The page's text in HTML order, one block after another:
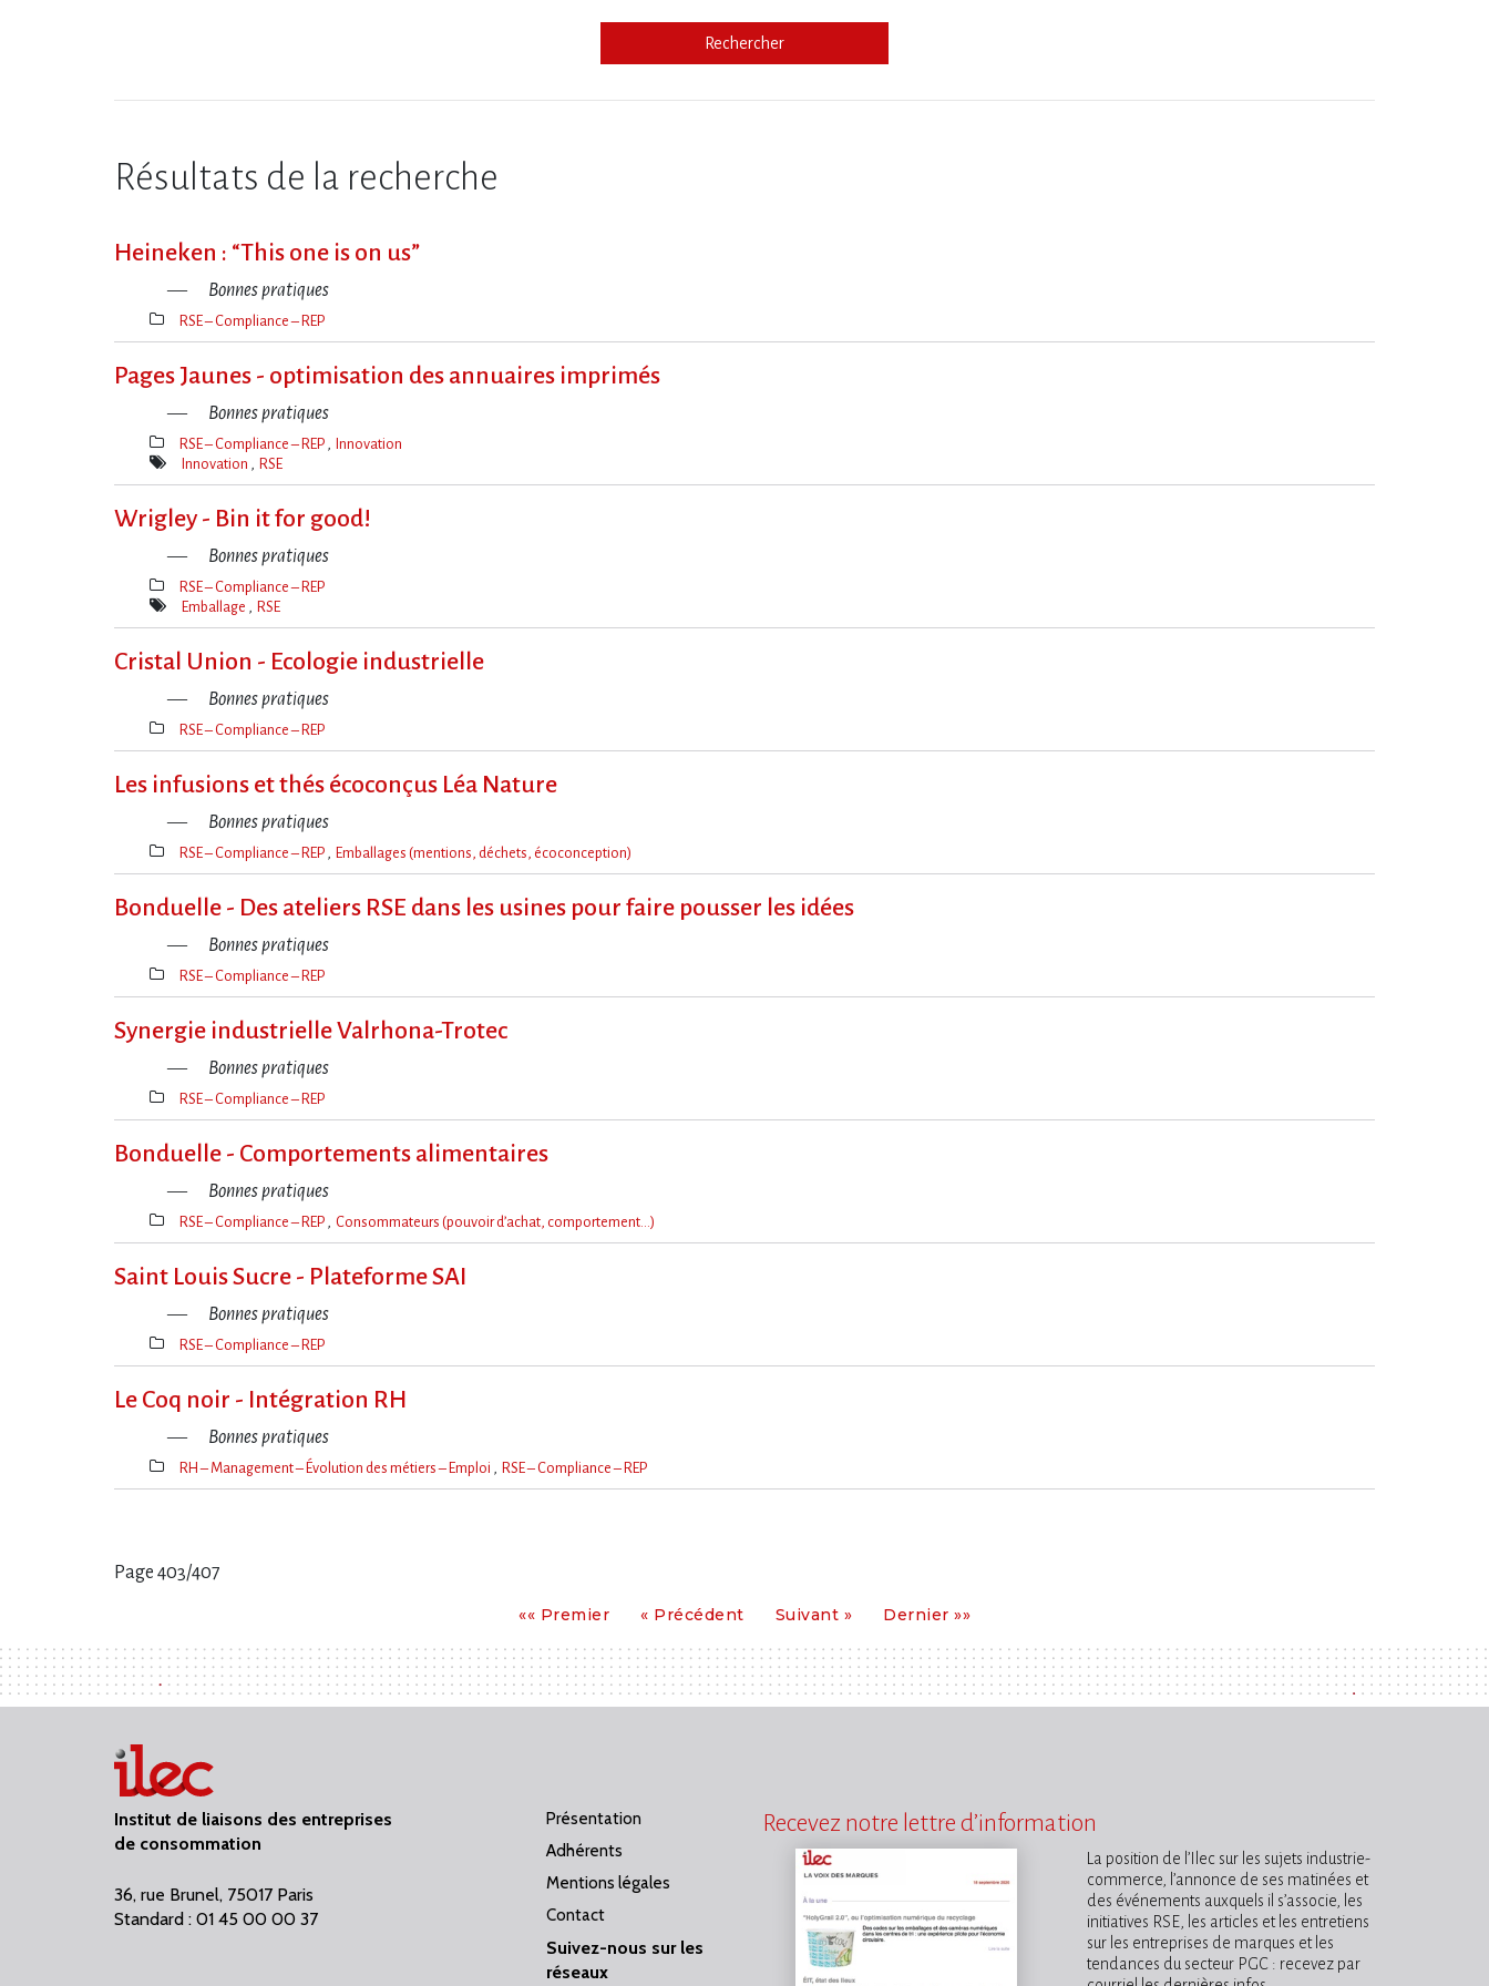
Rechercher
Résultats de la recherche
Heineken : “This one is on us”
Bonnes pratiques
Thèmes(s)
RSE – Compliance – REP
Pages Jaunes - optimisation des annuaires imprimés
Bonnes pratiques
Thèmes(s)
RSE – Compliance – REP Innovation
Mot(s)-
Innovation RSE
Wrigley - Bin it for good!
Bonnes pratiques
Thèmes(s)
RSE – Compliance – REP
Mot(s)-
Emballage RSE
Cristal Union - Ecologie industrielle
Bonnes pratiques
Thèmes(s)
RSE – Compliance – REP
Les infusions et thés écoconçus Léa Nature
Bonnes pratiques
Thèmes(s)
RSE – Compliance – REP Emballages (mentions, déchets, écoconception)
Bonduelle - Des ateliers RSE dans les usines pour faire pousser les idées
Bonnes pratiques
Thèmes(s)
RSE – Compliance – REP
Synergie industrielle Valrhona-Trotec
Bonnes pratiques
Thèmes(s)
RSE – Compliance – REP
Bonduelle - Comportements alimentaires
Bonnes pratiques
Thèmes(s)
RSE – Compliance – REP Consommateurs (pouvoir d’achat, comportement…)
Saint Louis Sucre - Plateforme SAI
Bonnes pratiques
Thèmes(s)
RSE – Compliance – REP
Le Coq noir - Intégration RH
Bonnes pratiques
Thèmes(s)
RH – Management – Évolution des métiers – Emploi RSE – Compliance – REP
Page 403/407
«« PremierPremier
« PrécédentPrécédent
Suivant
Suivant » Dernier
Dernier »»
Institut de liaisons des entreprises
de consommation
36, rue Brunel, 75017 Paris
Standard : 01 45 00 00 37
Présentation
Adhérents
Mentions légales
Contact
Suivez-nous sur les
réseaux
Recevez notre lettre d’information
La position de l’Ilec sur les sujets industrie-
commerce, l’annonce de ses matinées et
des événements auxquels il s’associe, les
initiatives RSE, les articles et les entretiens
sur les entreprises de marques et les
tendances du secteur PGC : recevez par